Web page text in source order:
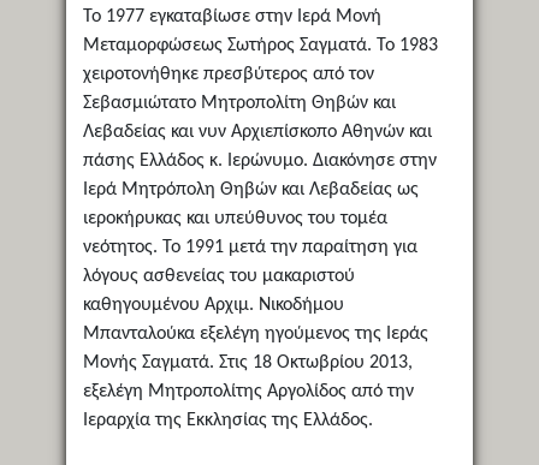
Το 1977 εγκαταβίωσε στην Ιερά Μονή
Μεταμορφώσεως Σωτήρος Σαγματά. Το 1983
χειροτονήθηκε πρεσβύτερος από τον
Σεβασμιώτατο Μητροπολίτη Θηβών και
Λεβαδείας και νυν Αρχιεπίσκοπο Αθηνών και
πάσης Ελλάδος κ. Ιερώνυμο. Διακόνησε στην
Ιερά Μητρόπολη Θηβών και Λεβαδείας ως
ιεροκήρυκας και υπεύθυνος του τομέα
νεότητος. Το 1991 μετά την παραίτηση για
λόγους ασθενείας του μακαριστού
καθηγουμένου Αρχιμ. Νικοδήμου
Μπανταλούκα εξελέγη ηγούμενος της Ιεράς
Μονής Σαγματά. Στις 18 Οκτωβρίου 2013,
εξελέγη Μητροπολίτης Αργολίδος από την
Ιεραρχία της Εκκλησίας της Ελλάδος.